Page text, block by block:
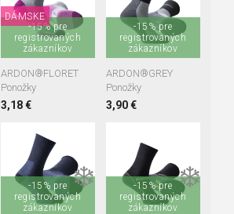
-15% pre
registrovaných
zákazníkov
DÁMSKE
ARDON®FLORET
Ponožky
3,18 €
-15% pre
registrovaných
zákazníkov
ARDON®GREY
Ponožky
3,90 €
-15% pre
registrovaných
zákazníkov
❄️
36-38
42-45
-15% pre
registrovaných
zákazníkov
❄️
42-45